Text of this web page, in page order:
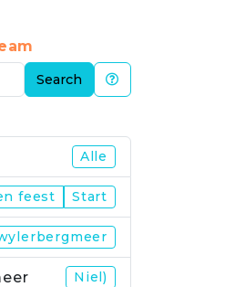
Search
Alle
feest Start
Niel)